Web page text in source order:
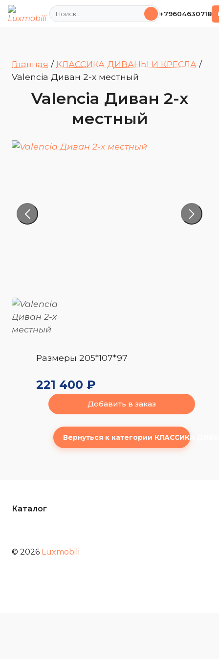
Поиск +79604630718
Главная / КЛАССИКА ДИВАНЫ И КРЕСЛА /
Valencia Диван 2-х местный
Valencia Диван 2-х
местный
Размеры 205*107*97
221 400 ₽
Добавить в заказ
Вернуться к категории КЛАССИКА
Каталог
© 2026 Luxmobili